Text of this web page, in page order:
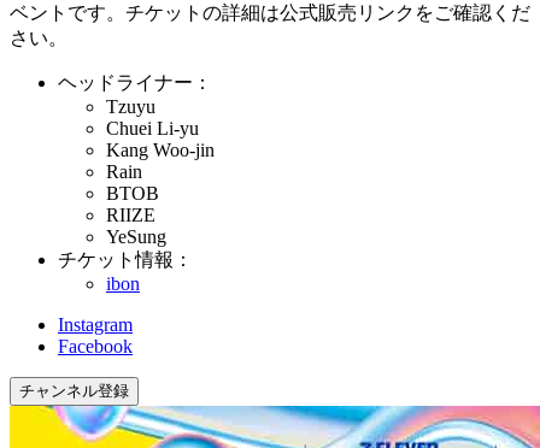
ベントです。チケットの詳細は公式販売リンクをご確認くだ
さい。
ヘッドライナー：
Tzuyu
Chuei Li-yu
Kang Woo-jin
Rain
BTOB
RIIZE
YeSung
チケット情報：
ibon
Instagram
Facebook
チャンネル登録